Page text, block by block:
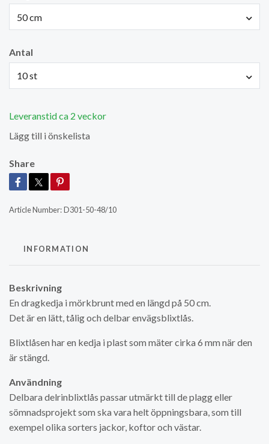
50 cm
Antal
10 st
Leveranstid ca 2 veckor
Lägg till i önskelista
Share
Article Number:D301-50-48/10
INFORMATION
Beskrivning
En dragkedja i mörkbrunt med en längd på 50 cm.
Det är en lätt, tålig och delbar envägsblixtlås.
Blixtlåsen har en kedja i plast som mäter cirka 6 mm när den
är stängd.
Användning
Delbara delrinblixtlås passar utmärkt till de plagg eller
sömnadsprojekt som ska vara helt öppningsbara, som till
exempel olika sorters jackor, koftor och västar.